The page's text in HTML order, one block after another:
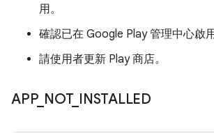
用。
確認已在 Google Play 管理中心啟
請使用者更新 Play 商店。
APP_ NOT_ INSTALLED